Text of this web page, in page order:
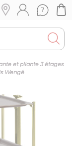
et pliante 3 étages
Wengé